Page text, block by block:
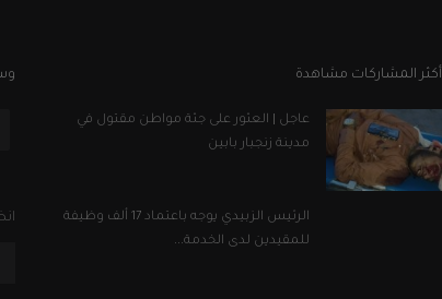
أكثر المشاركات مشاهدة
عاجل | العثور على جثة مواطن مقتول في
مدينة زنجبار بابين
الرئيس الزبيدي يوجه باعتماد 17 ألف وظيفة
للمقيدين لدى الخدمة...